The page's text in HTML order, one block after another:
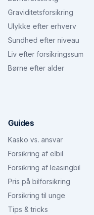
Graviditetsforsikring
Ulykke efter erhverv
Sundhed efter niveau
Liv efter forsikringssum
Børne efter alder
Guides
Kasko vs. ansvar
Forsikring af elbil
Forsikring af leasingbil
Pris på bilforsikring
Forsikring til unge
Tips & tricks